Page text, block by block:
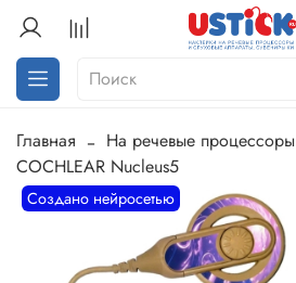
Главная
На речевые процессоры
COCHLEAR Nucleus5
Создано нейросетью